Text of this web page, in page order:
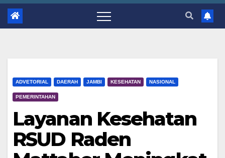
ADVETORIAL DAERAH JAMBI KESEHATAN NASIONAL
PEMERINTAHAN
Layanan Kesehatan
RSUD Raden